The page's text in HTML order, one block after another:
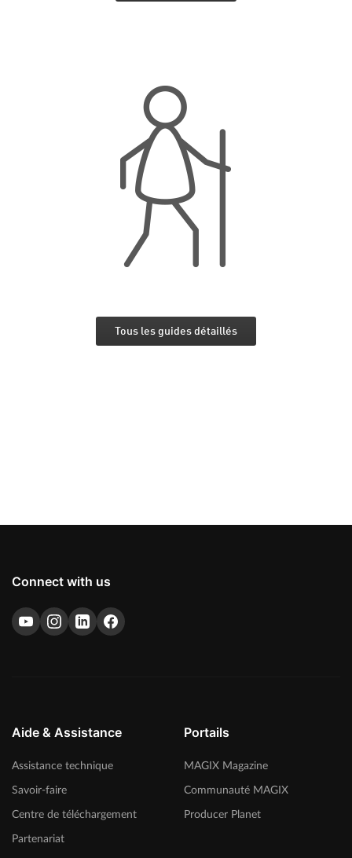
Tous les guides détaillés
Connect with us
Aide & Assistance
Assistance technique
Savoir-faire
Centre de téléchargement
Partenariat
Portails
MAGIX Magazine
Communauté MAGIX
Producer Planet